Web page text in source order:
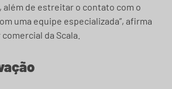
além de estreitar o contato com o
uma equipe especializada”, afirma
da Scala.